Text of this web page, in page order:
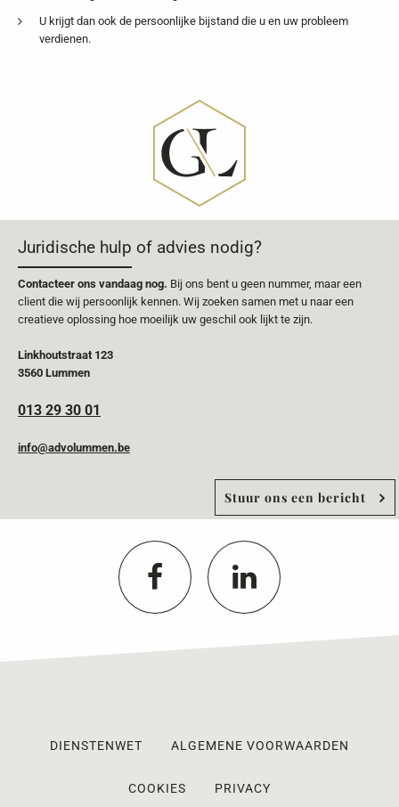
U krijgt dan ook de persoonlijke bijstand die u en uw probleem
verdienen.
Juridische hulp of advies nodig?
Contacteer ons vandaag nog. Bij ons bent u geen nummer, maar een
client die wij persoonlijk kennen. Wij zoeken samen met u naar een
creatieve oplossing hoe moeilijk uw geschil ook lijkt te zijn.
Linkhoutstraat 123
3560 Lummen
013 29 30 01
info@advolummen.be
Stuur ons een bericht
DIENSTENWET ALGEMENE VOORWAARDEN
COOKIES PRIVACY